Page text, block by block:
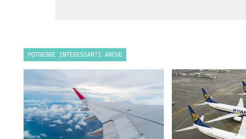
POTREBBE INTERESSARTI ANCHE